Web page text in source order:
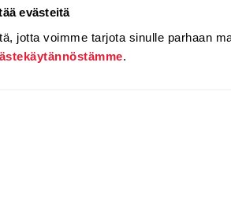
evästeitä
jotta voimme tarjota sinulle parhaan